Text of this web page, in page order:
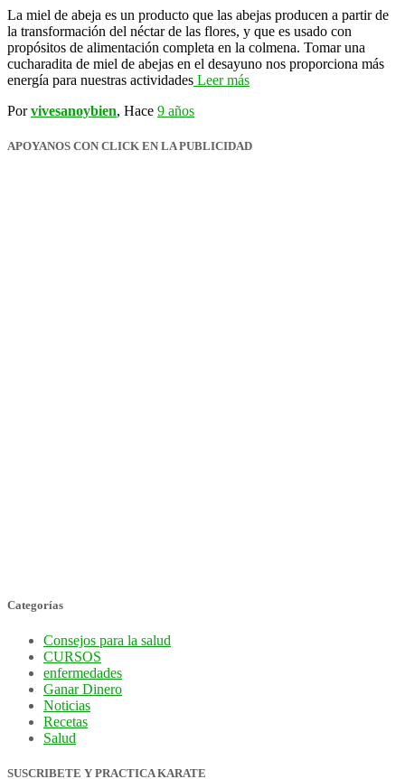
La miel de abeja es un producto que las abejas producen a partir de
la transformación del néctar de las flores, y que es usado con
propósitos de alimentación completa en la colmena. Tomar una
cucharadita de miel de abejas en el desayuno nos proporciona más
energía para nuestras actividades Leer más
Porvivesanoybien, Hace 9 años
APOYANOS CON CLICK EN LA PUBLICIDAD
Categorías
Consejos para la salud
CURSOS
enfermedades
Ganar Dinero
Noticias
Recetas
Salud
SUSCRIBETE Y PRACTICA KARATE